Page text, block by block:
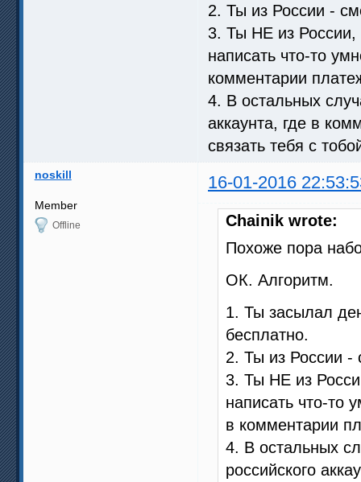
2. Ты из России -
3. Ты НЕ из России,
написать что-то
комментарии
4. В остальных
аккаунта, где в
связать тебя с
noskill 16-01-2016
Member
Offline
Chainik wrote:
Похоже пора
ОК. Алгоритм.
1. Ты засылал
бесплатно.
2. Ты из России -
3. Ты НЕ из
написать что-то
в комментарии
4. В остальных
российского